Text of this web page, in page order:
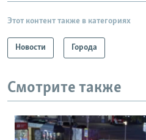
Этот контент также в категориях
Новости Города
Смотрите также